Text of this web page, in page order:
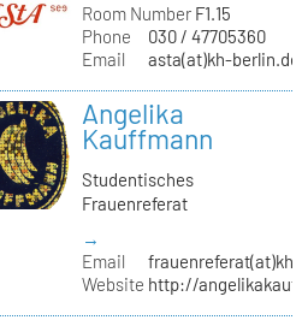
Room NumberF1.15
Phone
030 / 47705360
Email
asta(at)kh-berlin.de
Angelika
Kauffmann
Studentisches
Frauenreferat
→
Email
Website http://